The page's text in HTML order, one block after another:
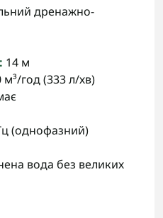
дренажно-
14 м
м³/год (333 л/хв)
(однофазний)
вода без великих